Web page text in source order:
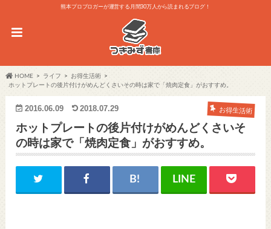
熊本プロブロガーが運営する月間30万人から読まれるブログ！
HOME ライフ
お得生活術
ホットプレートの後片付けがめんどくさいその時は家で「焼肉定食」がおすすめ。
2016.06.09 2018.07.29 お得生活術
ホットプレートの後片付けがめんどくさいそ
の時は家で「焼肉定食」がおすすめ。